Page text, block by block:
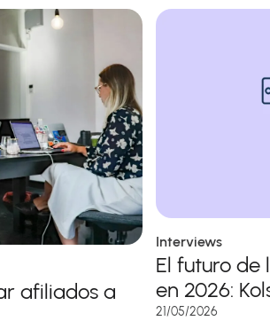
afiliados a
Interviews
El futuro de
en 2026:
21/05/2026